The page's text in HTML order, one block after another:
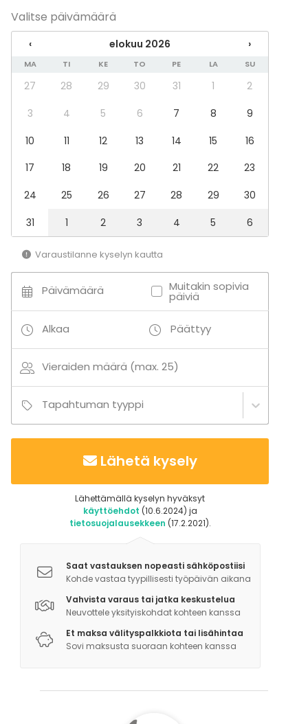
Valitse päivämäärä
‹ elokuu 2026 ›
MA TI KE TO PE LA SU
27 28 29 30 31 1
2
3
4 5 6 7 8
9
10
11 12 13 14 15
16
17
18 19 20 21 22
23
24
25 26 27 28 29
30
31
1 2 3 4 5 6
Varaustilanne kyselyn kautta
Päivämäärä Muitakin sopivia
päiviä
Alkaa Päättyy
Vieraiden määrä (max. 25)
Tapahtuman tyyppi
Lähetä kysely
Lähettämällä kyselyn hyväksyt
käyttöehdot (10.6.2024) ja
tietosuojalausekkeen (17.2.2021).
Saat vastauksen nopeasti sähköpostiisi
Kohde vastaa tyypillisesti työpäivän aikana
Vahvista varaus tai jatka keskustelua
Neuvottele yksityiskohdat kohteen kanssa
Et maksa välityspalkkiota tai lisähintaa
Sovi maksusta suoraan kohteen kanssa